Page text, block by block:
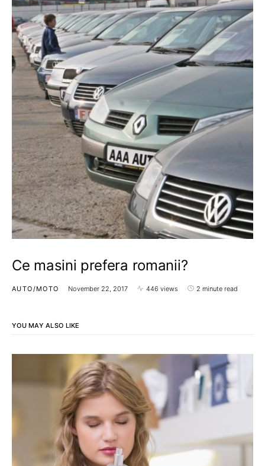
Ce masini prefera romanii?
AUTO/MOTO November 22, 2017 446 views 2 minute read
YOU MAY ALSO LIKE